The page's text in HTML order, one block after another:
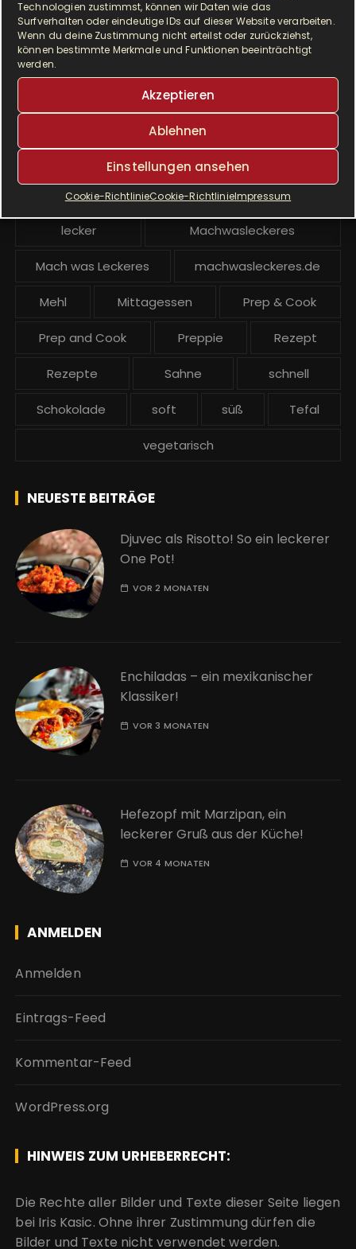
Technologien zustimmst, können wir Daten wie das
Surfverhalten oder eindeutige IDs auf dieser Website verarbeiten.
Wenn du deine Zustimmung nicht erteilst oder zurückziehst,
können bestimmte Merkmale und Funktionen beeinträchtigt
werden.
Akzeptieren
Ablehnen
Einstellungen ansehen
Cookie-RichtlinieCookie-RichtlinieImpressum
I Prep & Cook Gourmet kochen
Krups Krups Master Perfect Gourmet
Krups Prep & Cook
Krups Prep & Cook Rezepte
Krups Prep and Cook
Krups Prep and Cook backen Kuchen
lecker Machwasleckeres
Mach was Leckeres machwasleckeres.de
Mehl Mittagessen Prep & Cook
Prep and Cook Preppie Rezept
Rezepte Sahne schnell
Schokolade soft süß Tefal
vegetarisch
NEUESTE BEITRÄGE
Djuvec als Risotto! So ein leckerer
One Pot!
VOR 2 MONATEN
Enchiladas – ein mexikanischer
Klassiker!
VOR 3 MONATEN
Hefezopf mit Marzipan, ein
leckerer Gruß aus der Küche!
VOR 4 MONATEN
ANMELDEN
Anmelden
Eintrags-Feed
Kommentar-Feed
WordPress.org
HINWEIS ZUM URHEBERRECHT:
Die Rechte aller Bilder und Texte dieser Seite liegen
bei Iris Kasic. Ohne ihrer Zustimmung dürfen die
Bilder und Texte nicht verwendet werden.